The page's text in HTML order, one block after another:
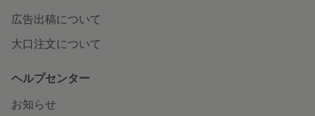
広告出稿について
大口注文について
ヘルプセンター
お知らせ